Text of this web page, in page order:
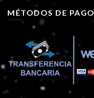
MÉTODOS DE PAGO